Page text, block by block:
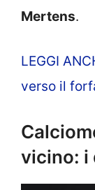
Mertens.
LEGGI
verso il
vicino: i